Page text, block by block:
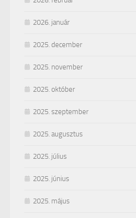
2026. január
2025. december
2025. november
2025. október
2025. szeptember
2025. augusztus
2025. július
2025. június
2025. május